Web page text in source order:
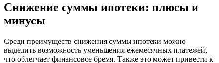
Снижение суммы ипотеки: плюсы и
минусы
Среди преимуществ снижения суммы ипотеки можно
выделить возможность уменьшения ежемесячных платежей,
что облегчает финансовое бремя. Также это может привести к